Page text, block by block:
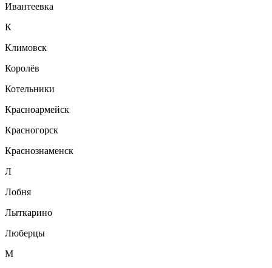
Ивантеевка
К
Климовск
Королёв
Котельники
Красноармейск
Красногорск
Краснознаменск
Л
Лобня
Лыткарино
Люберцы
М